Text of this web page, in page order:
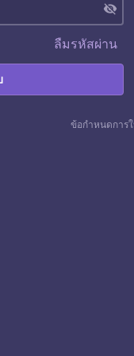
visibility_off
ลืมรหัสผ่าน
ข้อกำหนดการ